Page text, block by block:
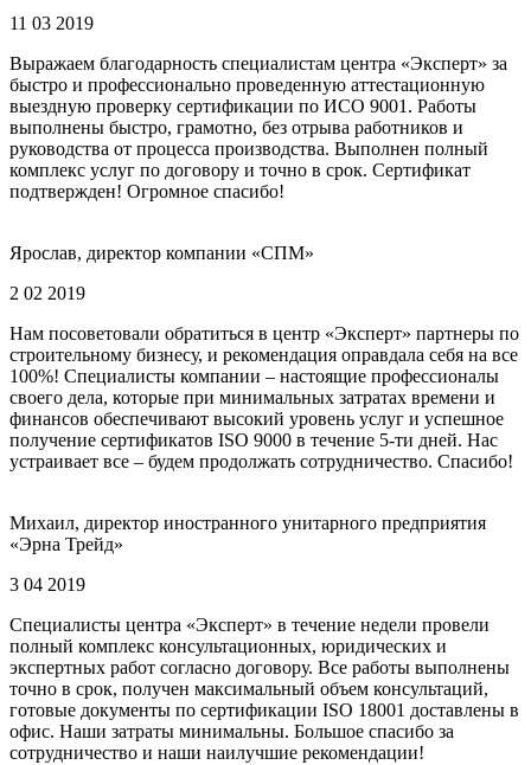
11 03 2019
Выражаем благодарность специалистам центра «Эксперт» за
быстро и профессионально проведенную аттестационную
выездную проверку сертификации по ИСО 9001. Работы
выполнены быстро, грамотно, без отрыва работников и
руководства от процесса производства. Выполнен полный
комплекс услуг по договору и точно в срок. Сертификат
подтвержден! Огромное спасибо!
Ярослав, директор компании «СПМ»
2 02 2019
Нам посоветовали обратиться в центр «Эксперт» партнеры по
строительному бизнесу, и рекомендация оправдала себя на все
100%! Специалисты компании – настоящие профессионалы
своего дела, которые при минимальных затратах времени и
финансов обеспечивают высокий уровень услуг и успешное
получение сертификатов ISO 9000 в течение 5-ти дней. Нас
устраивает все – будем продолжать сотрудничество. Спасибо!
Михаил, директор иностранного унитарного предприятия
«Эрна Трейд»
3 04 2019
Специалисты центра «Эксперт» в течение недели провели
полный комплекс консультационных, юридических и
экспертных работ согласно договору. Все работы выполнены
точно в срок, получен максимальный объем консультаций,
готовые документы по сертификации ISO 18001 доставлены в
офис. Наши затраты минимальны. Большое спасибо за
сотрудничество и наши наилучшие рекомендации!